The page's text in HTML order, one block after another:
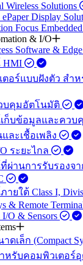
Wireless Solutions
ePaper Display
Focus
& I/O
Software &
ตอร์แบบฝังตัว สำ
บคุมอัตโนมัติ
ก็บข้อมูลและควบ
ละเชื้อเพลิง
ระยะไกล
ผ่านการรับรองจ
ยใต้ Class I,
& Remote
I/O & Sensors
ดเล็ก (Compact
หรับคอมพิวเตอร์